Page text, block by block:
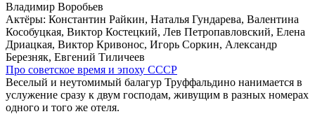
Владимир Воробьев
Ак­тё­ры: Константин Райкин, Наталья Гундарева, Валентина
Кособуцкая, Виктор Костецкий, Лев Петропавловский, Елена
Дриацкая, Виктор Кривонос, Игорь Соркин, Александр
Березняк, Евгений Тиличеев
Про со­вет­ское вре­мя и эпо­ху СССР
Веселый и неутомимый балагур Труффальдино нанимается в
услужение сразу к двум господам, живущим в разных номерах
одного и того же отеля.